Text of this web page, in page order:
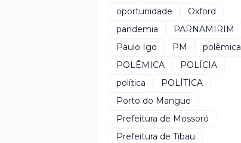
oportunidade
Oxford
pandemia
PARNAMIRIM
Paulo Igo
PM
polêmica
POLÊMICA
POLÍCIA
política
POLÍTICA
Porto do Mangue
Prefeitura de Mossoró
Prefeitura de Tibau